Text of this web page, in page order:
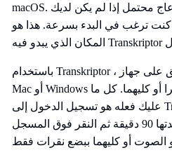
macOS. يمكن أن يكون مصدر إزعاج محتمل إذا لم يكن لديك
ترغب في البدء بسرعة. هذا هو
باستخدام Transkriptor ، لا تحتاج إلى تثبيت أي تطبيق على جهاز
Mac أو Windows لتسجيل شاشتك أو الكاميرا أو كليهما. كل ما
عليك فعله هو تسجيل الدخول إلى Transkriptor للتسجيل للحصول
على نسخة تجريبية مجانية مدتها 90 دقيقة ثم النقر فوق المسجل